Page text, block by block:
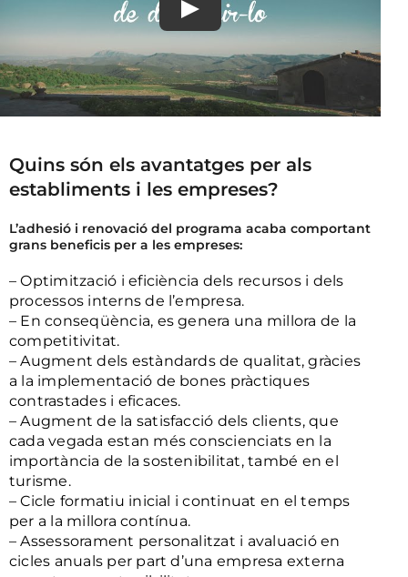
Quins són els avantatges per als
establiments i les empreses?
L’adhesió i renovació del programa acaba comportant
grans beneficis per a les empreses:
– Optimització i eficiència dels recursos i dels
processos interns de l’empresa.
– En conseqüència, es genera una millora de la
competitivitat.
– Augment dels estàndards de qualitat, gràcies
a la implementació de bones pràctiques
contrastades i eficaces.
– Augment de la satisfacció dels clients, que
cada vegada estan més conscienciats en la
importància de la sostenibilitat, també en el
turisme.
– Cicle formatiu inicial i continuat en el temps
per a la millora contínua.
– Assessorament personalitzat i avaluació en
cicles anuals per part d’una empresa externa